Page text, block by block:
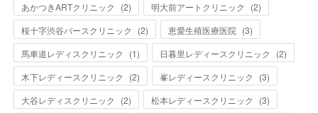
あかつきARTクリニック
(2) 明大前アートクリニック (2)
桜十字渋谷バースクリニック
(2) 恵愛生殖医療医院 (3)
馬車道レディスクリニック
(1) 日暮里レディースクリニック (2)
木下レディースクリニック
(2) 峯レディースクリニック (3)
大谷レディスクリニック
(2) 松本レディースクリニック (3)